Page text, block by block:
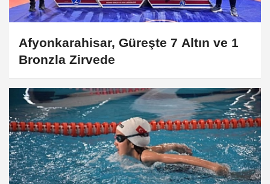
Afyonkarahisar, Güreşte 7 Altın ve 1
Bronzla Zirvede